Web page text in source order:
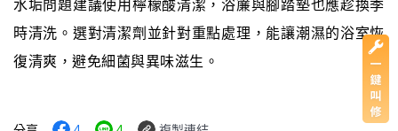
水垢問題建議使用檸檬酸清潔，浴簾與腳踏墊也應趁換季
時清洗。選對清潔劑並針對重點處理，能讓潮濕的浴室恢
復清爽，避免細菌與異味滋生。